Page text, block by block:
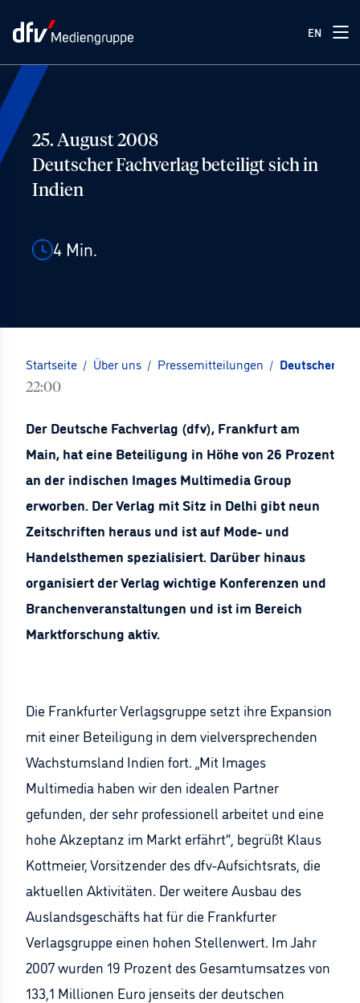
EN
25. August 2008
Deutscher Fachverlag beteiligt sich in
Indien
4 Min.
Startseite / Über uns / Pressemitteilungen / Deutscher
22:00
Der Deutsche Fachverlag (dfv), Frankfurt am
Main, hat eine Beteiligung in Höhe von 26 Prozent
an der indischen Images Multimedia Group
erworben. Der Verlag mit Sitz in Delhi gibt neun
Zeitschriften heraus und ist auf Mode- und
Handelsthemen spezialisiert. Darüber hinaus
organisiert der Verlag wichtige Konferenzen und
Branchenveranstaltungen und ist im Bereich
Marktforschung aktiv.
Die Frankfurter Verlagsgruppe setzt ihre Expansion
mit einer Beteiligung in dem vielversprechenden
Wachstumsland Indien fort. „Mit Images
Multimedia haben wir den idealen Partner
gefunden, der sehr professionell arbeitet und eine
hohe Akzeptanz im Markt erfährt“, begrüßt Klaus
Kottmeier, Vorsitzender des dfv-Aufsichtsrats, die
aktuellen Aktivitäten. Der weitere Ausbau des
Auslandsgeschäfts hat für die Frankfurter
Verlagsgruppe einen hohen Stellenwert. Im Jahr
2007 wurden 19 Prozent des Gesamtumsatzes von
133,1 Millionen Euro jenseits der deutschen